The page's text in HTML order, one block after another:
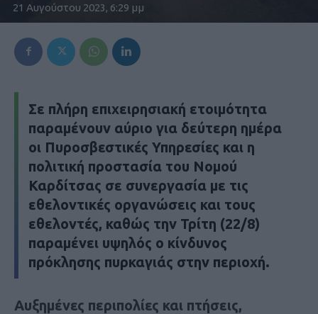
21 Αυγούστου 2023, 6:29 μμ
Σε πλήρη επιχειρησιακή ετοιμότητα
παραμένουν αύριο για δεύτερη ημέρα
οι Πυροσβεστικές Υπηρεσίες και η
πολιτική προστασία του Νομού
Καρδίτσας σε συνεργασία με τις
εθελοντικές οργανώσεις και τους
εθελοντές, καθώς την Τρίτη (22/8)
παραμένει υψηλός ο κίνδυνος
πρόκλησης πυρκαγιάς στην περιοχή.
Αυξημένες περιπολίες και πτήσεις,